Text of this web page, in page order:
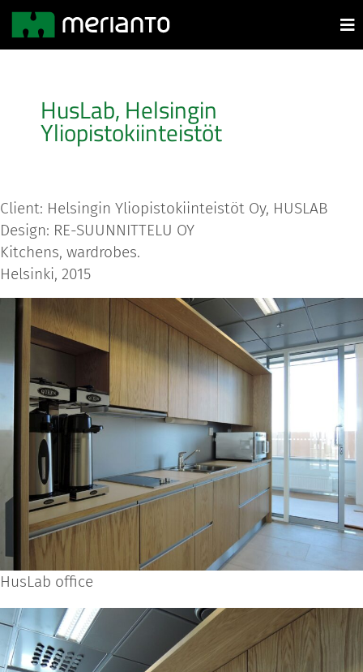
HusLab, Helsingin
Yliopistokiinteistöt
Client: Helsingin Yliopistokiinteistöt Oy, HUSLAB
Design: RE-SUUNNITTELU OY
Kitchens, wardrobes.
Helsinki, 2015
HusLab office